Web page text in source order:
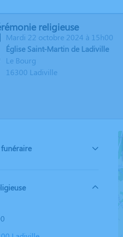
religieuse
mardi 22 octobre 2024 à 15h00
Église Saint-Martin de Ladiville
Le Bourg
16300 Ladiville
funéraire